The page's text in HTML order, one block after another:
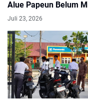
Alue Papeun Belum
Gedung Permanen
Juli 23, 2026